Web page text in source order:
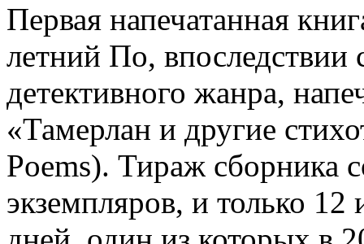
Первая напечатанная
летний По, впоследствии
детективного жанра,
«Тамерлан и другие
Poems). Тираж сборника
экземпляров, и только